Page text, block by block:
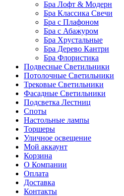
Бра Лофт & Модерн
Бра Классика Свечи
Бра с Плафоном
Бра с Абажуром
Бра Хрустальные
Бра Дерево Кантри
Бра Флористика
Подвесные Светильники
Потолочные Светильники
Трековые Светильники
Фасадные Светильники
Подсветка Лестниц
Споты
Настольные лампы
Торшеры
Уличное освещение
Мой аккаунт
Корзина
О Компании
Оплата
Доставка
Контакты